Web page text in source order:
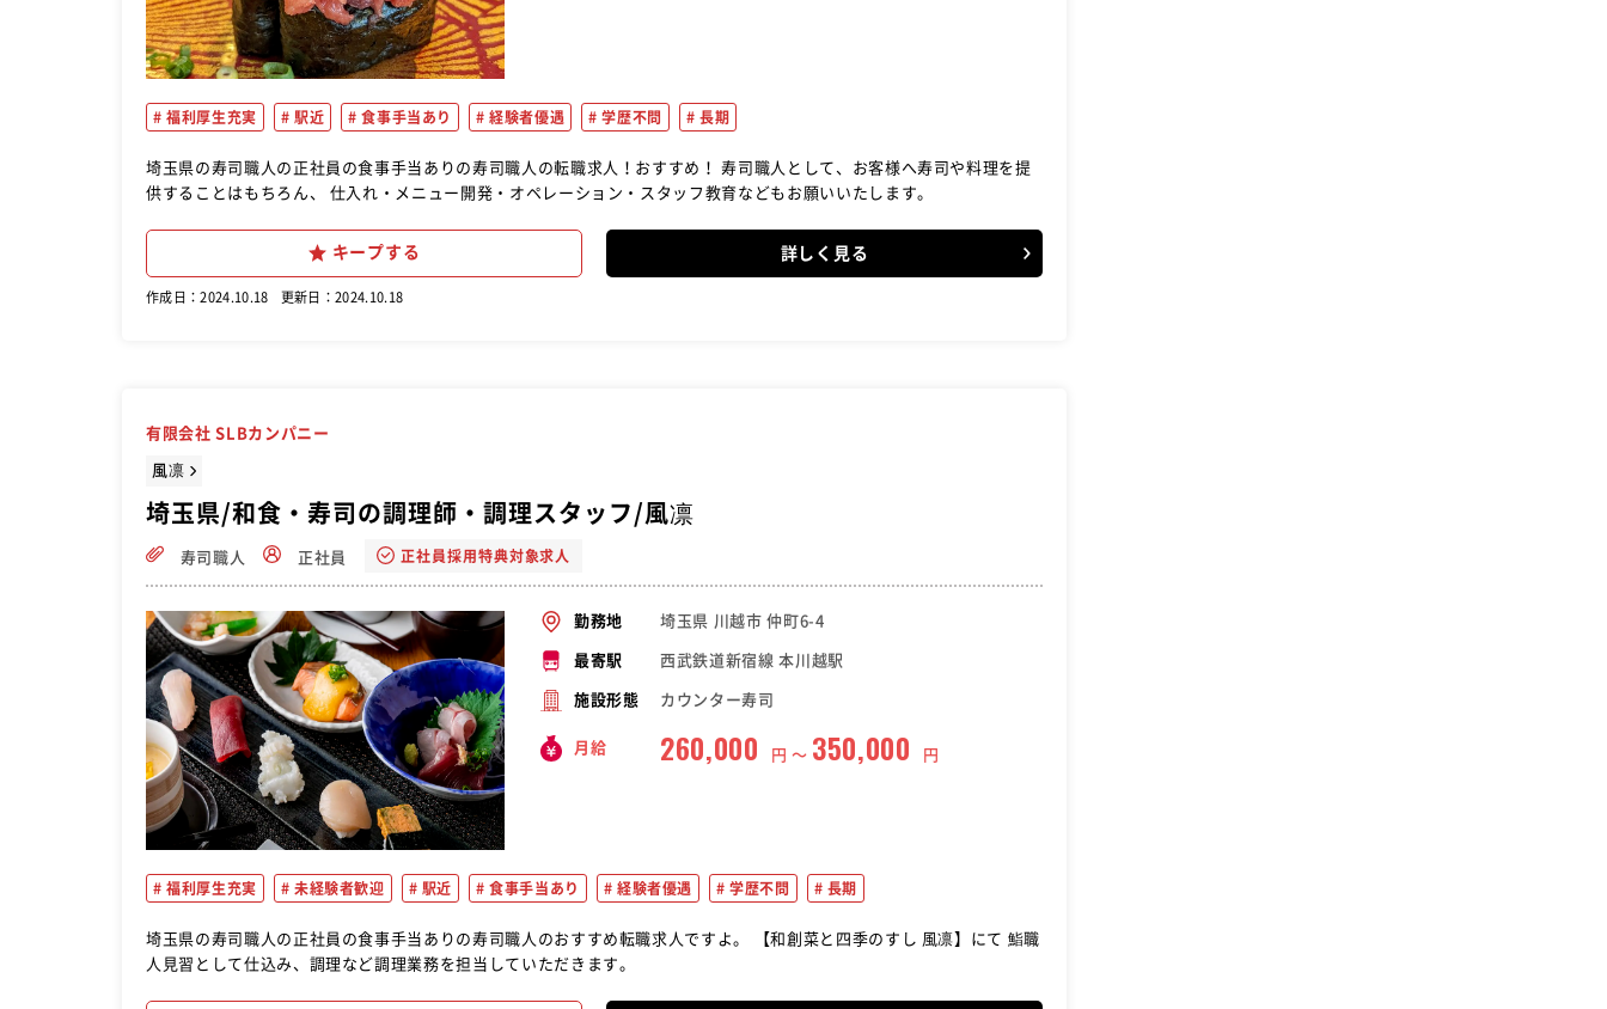
福利厚生充実 駅近 食事手当あり 経験者優遇 学歴不問 長期
埼玉県の寿司職人の正社員の食事手当ありの寿司職人の転職求人！おすすめ！ 寿司職人として、お客様へ寿司や料理を提
供することはもちろん、 仕入れ・メニュー開発・オペレーション・スタッフ教育などもお願いいたします。
キープする 詳しく見る
作成日：2024.10.18 更新日：2024.10.18
有限会社 SLBカンパニー
風凛
埼玉県/和食・寿司の調理師・調理スタッフ/風凛
寿司職人 正社員 正社員採用特典対象求人
勤務地 埼玉県 川越市 仲町6-4
最寄駅 西武鉄道新宿線 本川越駅
施設形態 カウンター寿司
月給 260,000 円 〜 350,000 円
福利厚生充実 未経験者歓迎 駅近 食事手当あり 経験者優遇 学歴不問 長期
埼玉県の寿司職人の正社員の食事手当ありの寿司職人のおすすめ転職求人ですよ。 【和創菜と四季のすし 風凛】にて 鮨職
人見習として仕込み、調理など調理業務を担当していただきます。